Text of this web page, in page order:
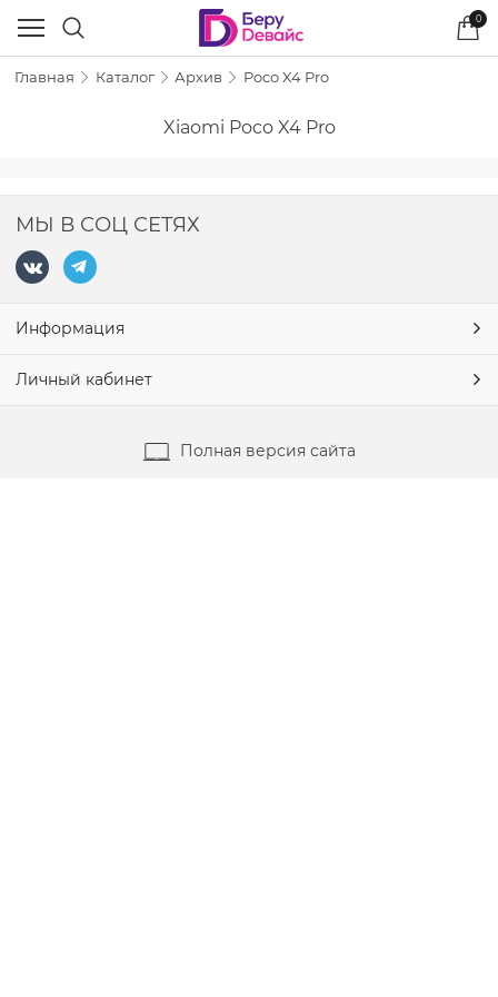
0
Главная Каталог Архив Poco X4 Pro
Xiaomi Poco X4 Pro
МЫ В СОЦ СЕТЯХ
Информация
Личный кабинет
Полная версия сайта